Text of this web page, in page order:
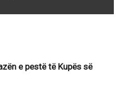
e pestë të Kupës së